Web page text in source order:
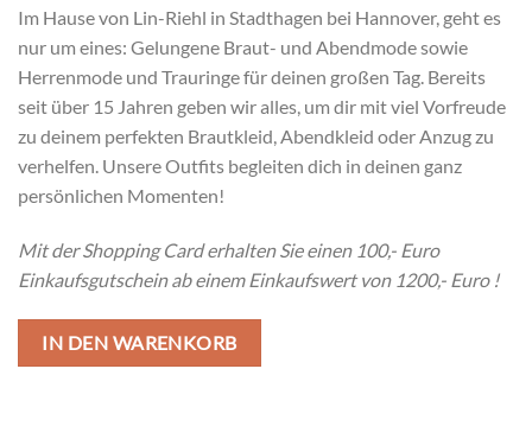
Im Hause von Lin-Riehl in Stadthagen bei Hannover, geht es
nur um eines: Gelungene Braut- und Abendmode sowie
Herrenmode und Trauringe für deinen großen Tag. Bereits
seit über 15 Jahren geben wir alles, um dir mit viel Vorfreude
zu deinem perfekten Brautkleid, Abendkleid oder Anzug zu
verhelfen. Unsere Outfits begleiten dich in deinen ganz
persönlichen Momenten!
Mit der Shopping Card erhalten Sie einen 100,- Euro
Einkaufsgutschein ab einem Einkaufswert von 1200,- Euro !
IN DEN WARENKORB